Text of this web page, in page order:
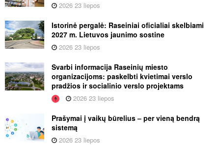
2026 23 liepos
Istorinė pergalė: Raseiniai oficialiai skelbiami
2027 m. Lietuvos jaunimo sostine
2026 23 liepos
Svarbi informacija Raseinių miesto
organizacijoms: paskelbti kvietimai verslo
pradžios ir socialinio verslo projektams
2026 23 liepos
Prašymai į vaikų būrelius – per vieną bendrą
sistemą
2026 23 liepos